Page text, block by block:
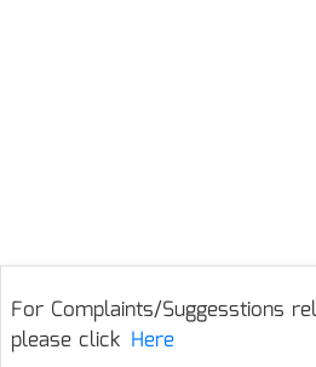
For Complaints/Suggesstions
please click Here